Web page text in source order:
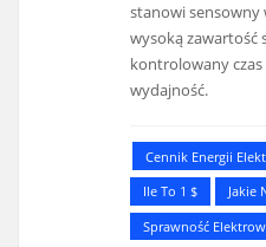
stanowi sensowny
wysoką zawartość
kontrolowany
wydajność.
Cennik Energii
Ile To 1 $
Jakie
Sprawność